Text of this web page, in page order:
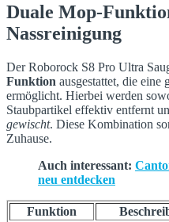
Duale Mop-
Nassreinigung
Der Roborock S8 Pro Ultra
Funktion ausgestattet, die eine
ermöglicht. Hierbei werden
Staubpartikel effektiv entfernt
gewischt. Diese Kombination
Zuhause.
Auch interessant:
neu entdecken
Funktion